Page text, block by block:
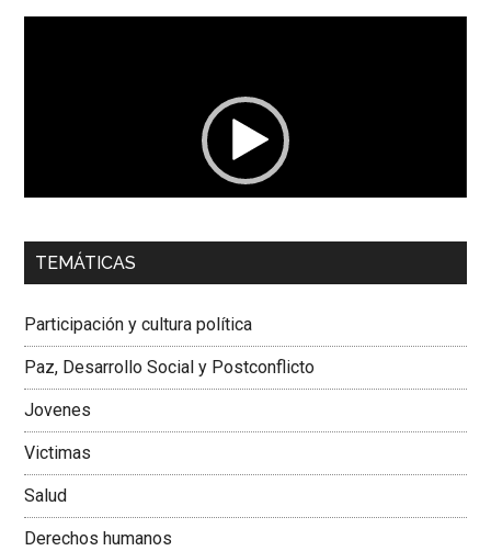
00:00 01:04
Dra. Carolina Corcho Mejía,Presidenta Corporación
Colombiana
TEMÁTICAS
Participación y cultura política
Paz, Desarrollo Social y Postconflicto
Jovenes
Victimas
Salud
Derechos humanos